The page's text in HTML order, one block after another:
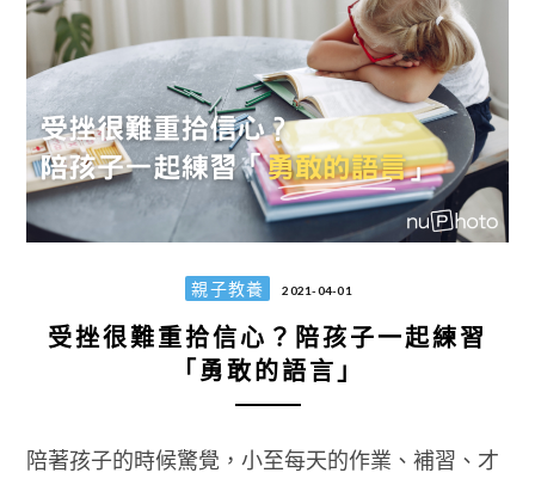
親子教養 2021-04-01
受挫很難重拾信心？陪孩子一起練習
「勇敢的語言」
陪著孩子的時候驚覺，小至每天的作業、補習、才